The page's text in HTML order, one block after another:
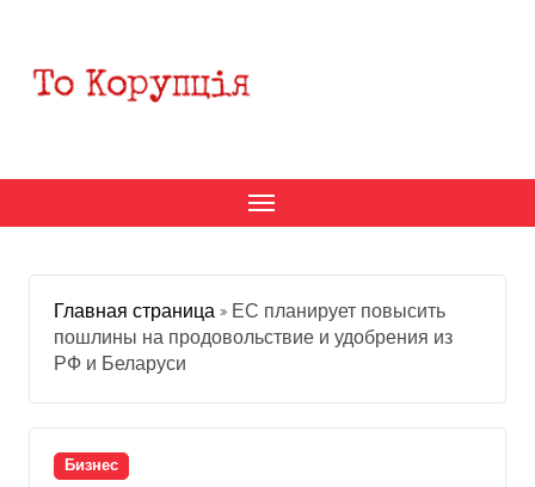
содержанию
Главная страница » ЕС планирует повысить
пошлины на продовольствие и удобрения из
РФ и Беларуси
Бизнес